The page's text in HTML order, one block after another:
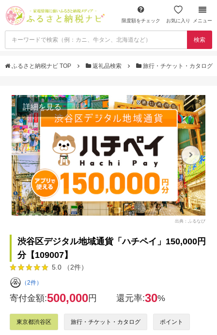
限度額をチェック お気に入り メニュー
検索
ふるさと納税ナビ TOP 返礼品検索 旅行・チケット・カタログ
詳細を見る
出典：ふるなび
渋谷区デジタル地域通貨「ハチペイ」150,000円
分【109007】
5.0 （2件）
（2件）
寄付金額:500,000円 還元率:30%
東京都渋谷区 旅行・チケット・カタログ ポイント